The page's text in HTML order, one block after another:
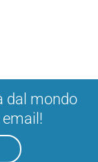
dal mondo